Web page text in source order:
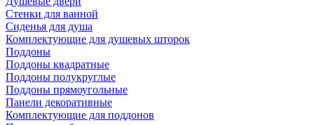
Стенки для ванной
Сиденья для душа
Комплектующие для душевых шторок
Поддоны
Поддоны квадратные
Поддоны полукруглые
Поддоны прямоугольные
Панели декоративные
Комплектующие для поддонов